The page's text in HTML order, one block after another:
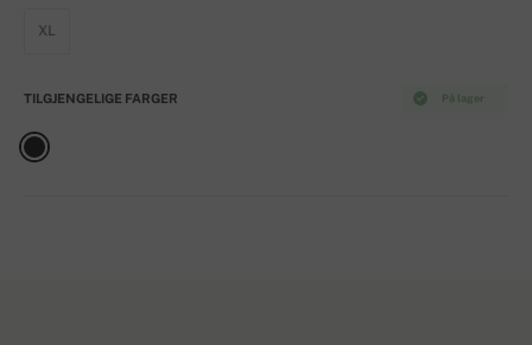
XL
På lager
TILGJENGELIGE FARGER